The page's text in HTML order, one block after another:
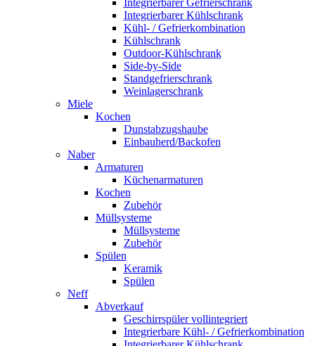
Integrierbarer Gefrierschrank
Integrierbarer Kühlschrank
Kühl- / Gefrierkombination
Kühlschrank
Outdoor-Kühlschrank
Side-by-Side
Standgefrierschrank
Weinlagerschrank
Miele
Kochen
Dunstabzugshaube
Einbauherd/Backofen
Naber
Armaturen
Küchenarmaturen
Kochen
Zubehör
Müllsysteme
Müllsysteme
Zubehör
Spülen
Keramik
Spülen
Neff
Abverkauf
Geschirrspüler vollintegriert
Integrierbare Kühl- / Gefrierkombination